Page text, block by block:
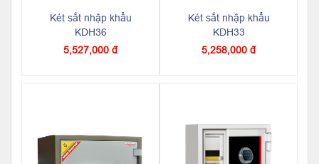
Két sắt nhập khẩu
KDH36
5,527,000 đ
Két sắt nhập khẩu
KDH33
5,258,000 đ